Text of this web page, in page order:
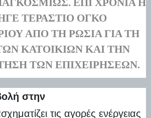
ΤΕΡΆΣΤΙΟ ΌΓΚΟ
ΑΠΌ ΤΗ ΡΩΣΊΑ ΓΙΑ ΤΗ
ΚΑΤΟΙΚΙΏΝ ΚΑΙ ΤΗΝ
ΤΩΝ ΕΠΙΧΕΙΡΉΣΕΩΝ.
στην
τις αγορές ενέργειας